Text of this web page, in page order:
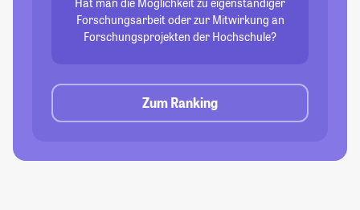
Hat man die Möglichkeit zu eigenständiger
Forschungsarbeit oder zur Mitwirkung an
Forschungsprojekten der Hochschule?
Zum Ranking